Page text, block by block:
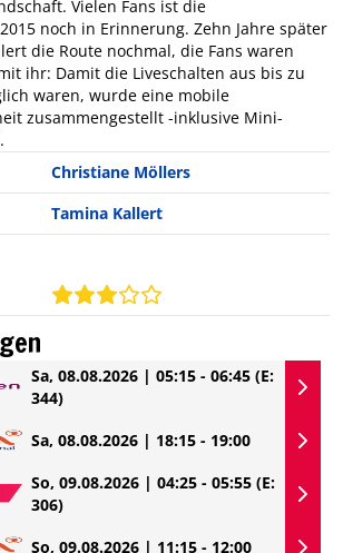
Vielen Fans ist die
noch in Erinnerung. Zehn Jahre später
die Route nochmal, die Fans waren
ihr: Damit die Liveschalten aus bis zu
waren, wurde eine mobile
zusammengestellt -inklusive Mini-
Christiane Möllers
Tamina Kallert
Sa, 08.08.2026 | 05:15 - 06:45 (E:
344)
Sa, 08.08.2026 | 18:15 - 19:00
So, 09.08.2026 | 04:25 - 05:55 (E:
306)
So, 09.08.2026 | 11:15 - 12:00